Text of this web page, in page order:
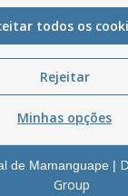
Glossário
Internos
de Mamanguape |
Group
todos os
Rejeitar
Minhas opções